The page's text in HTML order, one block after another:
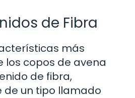
de Fibra
más
los copos de avena
de fibra,
de un tipo llamado